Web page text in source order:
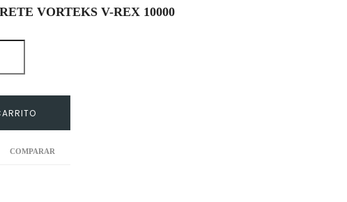
VORTEKS V-REX 10000
COMPARAR